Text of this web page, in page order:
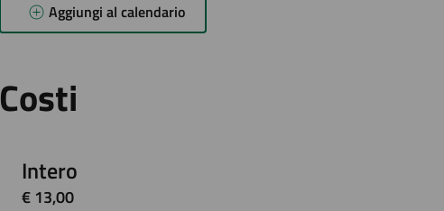
Aggiungi al calendario
Costi
Intero
€ 13,00